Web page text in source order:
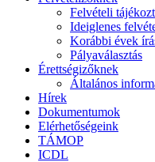
Felvételi
Ideiglenes
Korábbi évek
Pályaválasztás
Érettségizőknek
Általános
Hírek
Dokumentumok
Elérhetőségeink
TÁMOP
ICDL